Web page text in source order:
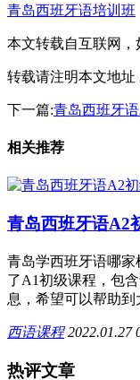
青岛西班牙语培训班
本文转载自互联网
转载请注明本文地址
下一篇:青岛西班牙
相关推荐
青岛西班牙语A2
青岛学西班牙语哪
了A1初级课程，包
息，希望可以帮助到
西语课程 2022.01.27
热评文章